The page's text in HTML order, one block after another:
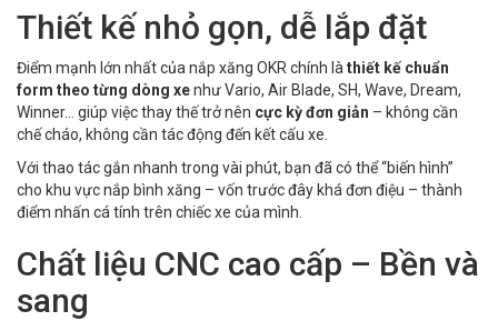
Thiết kế nhỏ gọn, dễ lắp đặt
Điểm mạnh lớn nhất của nắp xăng OKR chính là thiết kế chuẩn
form theo từng dòng xenhư Vario, Air Blade, SH, Wave, Dream,
Winner… giúp việc thay thế trở nên cực kỳ đơn giản – không cần
chế cháo, không cần tác động đến kết cấu xe.
Với thao tác gắn nhanh trong vài phút, bạn đã có thể “biến hình”
cho khu vực nắp bình xăng – vốn trước đây khá đơn điệu – thành
điểm nhấn cá tính trên chiếc xe của mình.
Chất liệu CNC cao cấp – Bền và
sang